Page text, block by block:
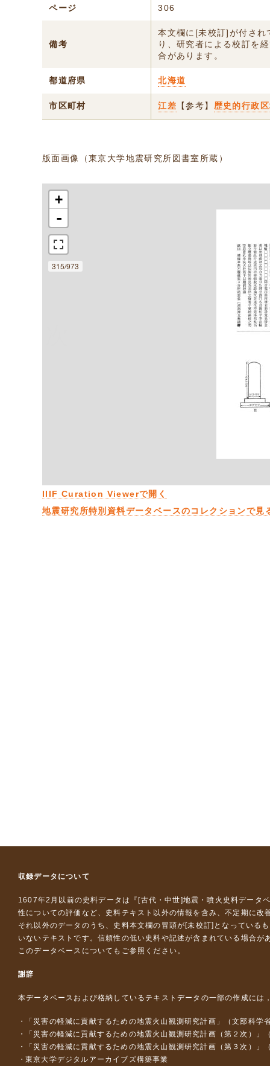
ページ 306
備考
本文欄に[未校訂]が付され
り、研究者による校訂を
合があります。
都道府県 北海道
市区町村 江差 【参考】 歴史的行政
版面画像（東京大学地震研究所図書室所蔵）
+
-
315/973
IIIF Curation Viewerで開く
地震研究所特別資料データベースのコレクションで見
収録データについて
1607年2月以前の史料データは『 [古代・中世]地震・噴火史料データ
性についての評価など、史料テキスト以外の情報を含み、不定期に改
それ以外のデータのうち、史料本文欄の冒頭が[未校訂]となっている
いないテキストです。信頼性の低い史料や記述が含まれている場合が
このデータベースについて もご参照ください。
謝辞
本データベースおよび格納しているテキストデータの一部の作成には
「災害の軽減に貢献するための地震火山観測研究計画」（文部科学
「災害の軽減に貢献するための地震火山観測研究計画（第２次）」
「災害の軽減に貢献するための地震火山観測研究計画（第３次）」
東京大学デジタルアーカイブズ構築事業